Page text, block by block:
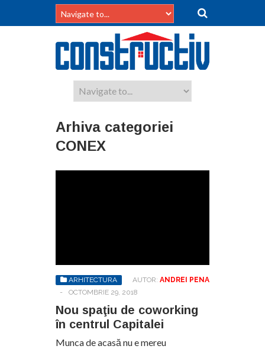
Arhiva categoriei
CONEX
ARHITECTURA AUTOR: ANDREI PENA
-
OCTOMBRIE 29, 2018
Nou spaţiu de coworking
în centrul Capitalei
Munca de acasă nu e mereu